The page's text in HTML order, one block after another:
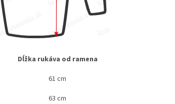
Dĺžka rukáva od ramena
61 cm
63 cm